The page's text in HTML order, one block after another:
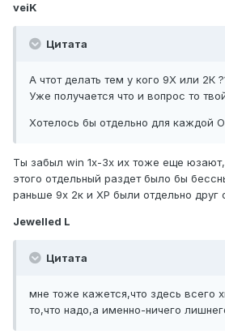
veiK
Цитата
А чтот делать тем у кого 9Х или 2К
Уже получается что и вопрос то
Хотелось бы отдельно для каждой
Ты забыл win 1x-3x их тоже еще юзают,
этого отдельный раздет было бы
раньше 9х 2к и ХР были отдельно друг
Jewelled L
Цитата
мне тоже кажется,что здесь всего
то,что надо,а именно-ничего